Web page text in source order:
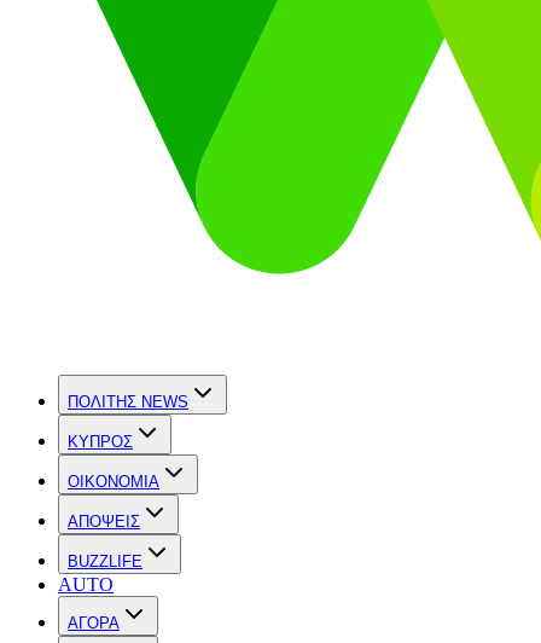
ΠΟΛΙΤΗΣ NEWS
ΚΥΠΡΟΣ
OIKONOMIA
ΑΠΟΨΕΙΣ
BUZZLIFE
AUTO
ΑΓΟΡΑ